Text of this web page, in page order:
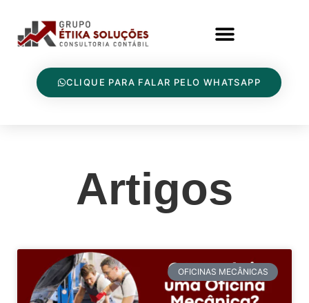
CLIQUE PARA FALAR PELO WHATSAPP
Artigos
OFICINAS MECÂNICAS